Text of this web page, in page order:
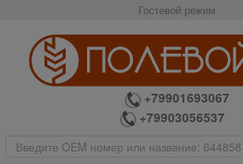
Гостевой режим
+79901693067
+79903056537